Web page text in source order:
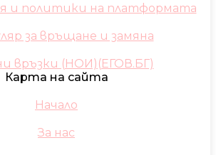
и политики на платформата
за връщане и замяна
връзки (НОИ)(ЕГОВ.БГ)
Карта на сайта
Начало
За нас